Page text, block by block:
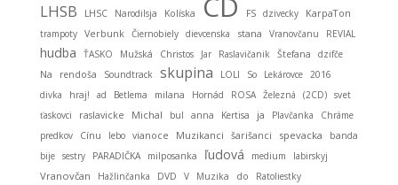
LHSB LHSC Narodilsja Kolíska FS dzivecky KarpaTon
trampoty Verbunk Čiernobiely dievcenska stana Vranovčanu REVIAL
hudba ŤASKO Mužská Christos Jar Raslavičanik Štefana
dzifče
Na
rendoša Soundtrack skupina LOLI So Lekárovce
2016
divka
hraj! ad Betlema milana Hornád ROSA Železná (2CD) svet
ťaskovci
raslavicke Michal bul anna Kertisa ja Plavčanka
Chráme
predkov
Cínu lebo vianoce Muzikanci šarišanci spevacka
banda
bije sestry PARADIČKA milposanka ľudová medium labirskyj
Vranovčan Hažlinčanka DVD V Muzika do Ratoliestky